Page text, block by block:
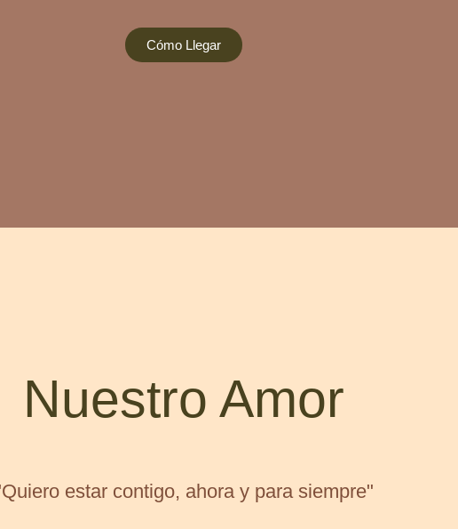
Cómo Llegar
Nuestro Amor
estar contigo, ahora y para siempre"